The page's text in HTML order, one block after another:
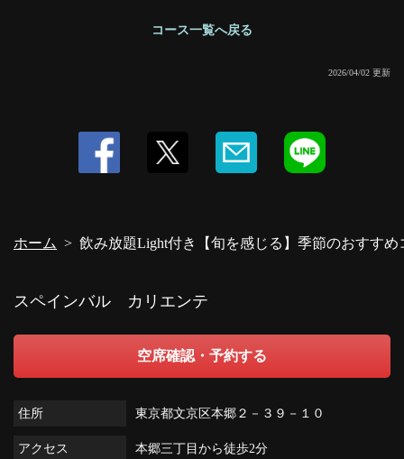
コース一覧へ戻る
2026/04/02 更新
ホーム 飲み放題Light付き【旬を感じる】季節のおすすめ
スペインバル カリエンテ
空席確認・予約する
住所 東京都文京区本郷２－３９－１０
アクセス 本郷三丁目から徒歩2分